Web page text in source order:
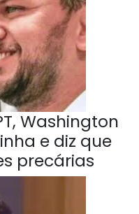
Washington
e diz que
precárias